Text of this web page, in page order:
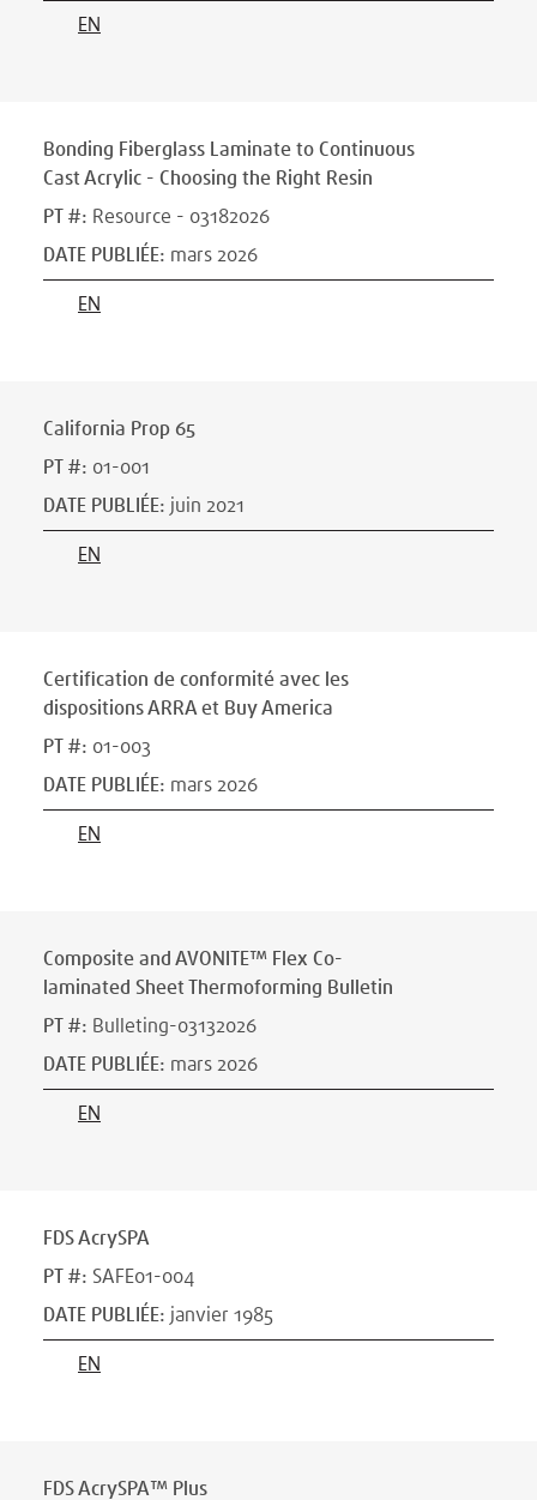
EN
Bonding Fiberglass Laminate to Continuous
Cast Acrylic - Choosing the Right Resin
PT #: Resource - 03182026
DATE PUBLIÉE: mars 2026
EN
California Prop 65
PT #: 01-001
DATE PUBLIÉE: juin 2021
EN
Certification de conformité avec les
dispositions ARRA et Buy America
PT #: 01-003
DATE PUBLIÉE: mars 2026
EN
Composite and AVONITE™ Flex Co-
laminated Sheet Thermoforming Bulletin
PT #: Bulleting-03132026
DATE PUBLIÉE: mars 2026
EN
FDS AcrySPA
PT #: SAFE01-004
DATE PUBLIÉE: janvier 1985
EN
FDS AcrySPA™ Plus